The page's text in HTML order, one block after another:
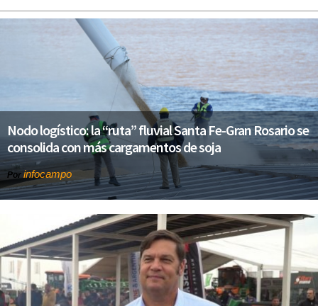
Nodo logístico: la “ruta” fluvial Santa Fe-Gran Rosario se
consolida con más cargamentos de soja
Por infocampo